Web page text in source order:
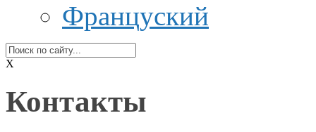
Француский
X
Контакты